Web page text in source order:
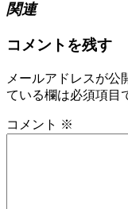
関連
コメントを残す
メールアドレスが公
ている欄は必須項目
コメント ※